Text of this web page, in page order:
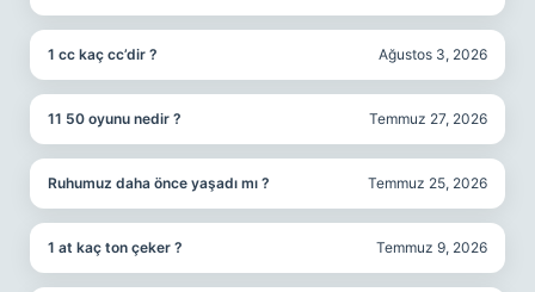
1 cc kaç cc’dir ? Ağustos 3, 2026
11 50 oyunu nedir ? Temmuz 27, 2026
Ruhumuz daha önce yaşadı mı ? Temmuz 25, 2026
1 at kaç ton çeker ? Temmuz 9, 2026